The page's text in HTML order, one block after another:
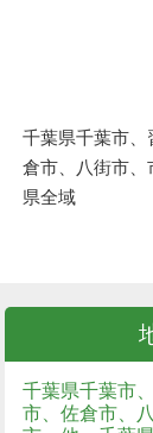
千葉県千葉市
市、佐倉市、
市、他、千葉